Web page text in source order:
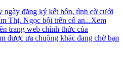
ngày đăng ký kết hôn, tình cờ cưới
Thị. Ngọc bội trên cổ an...Xem
trang web chính thức của
được ưa chuộng khác đang chờ bạn